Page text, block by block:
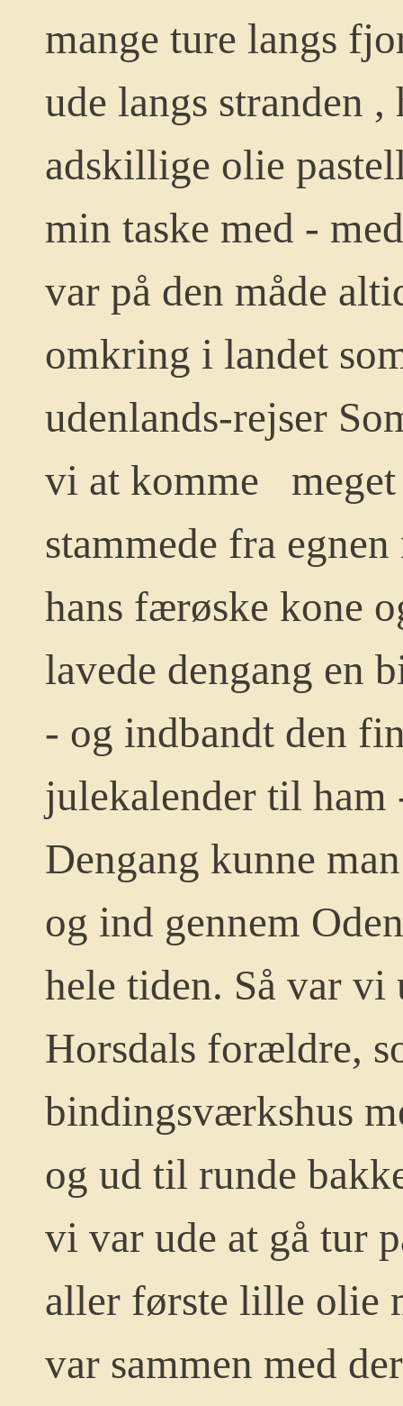
mange ture langs
ude langs stranden
adskillige olie
min taske med -
var på den måde
omkring i landet
udenlands-rejser
vi at komme meget
stammede fra
hans færøske kone
lavede dengang en
- og indbandt den
julekalender til
Dengang kunne
og ind gennem
hele tiden. Så var vi
Horsdals forældre,
bindingsværkshus
og ud til runde
vi var ude at gå tur
aller første lille olie
var sammen med